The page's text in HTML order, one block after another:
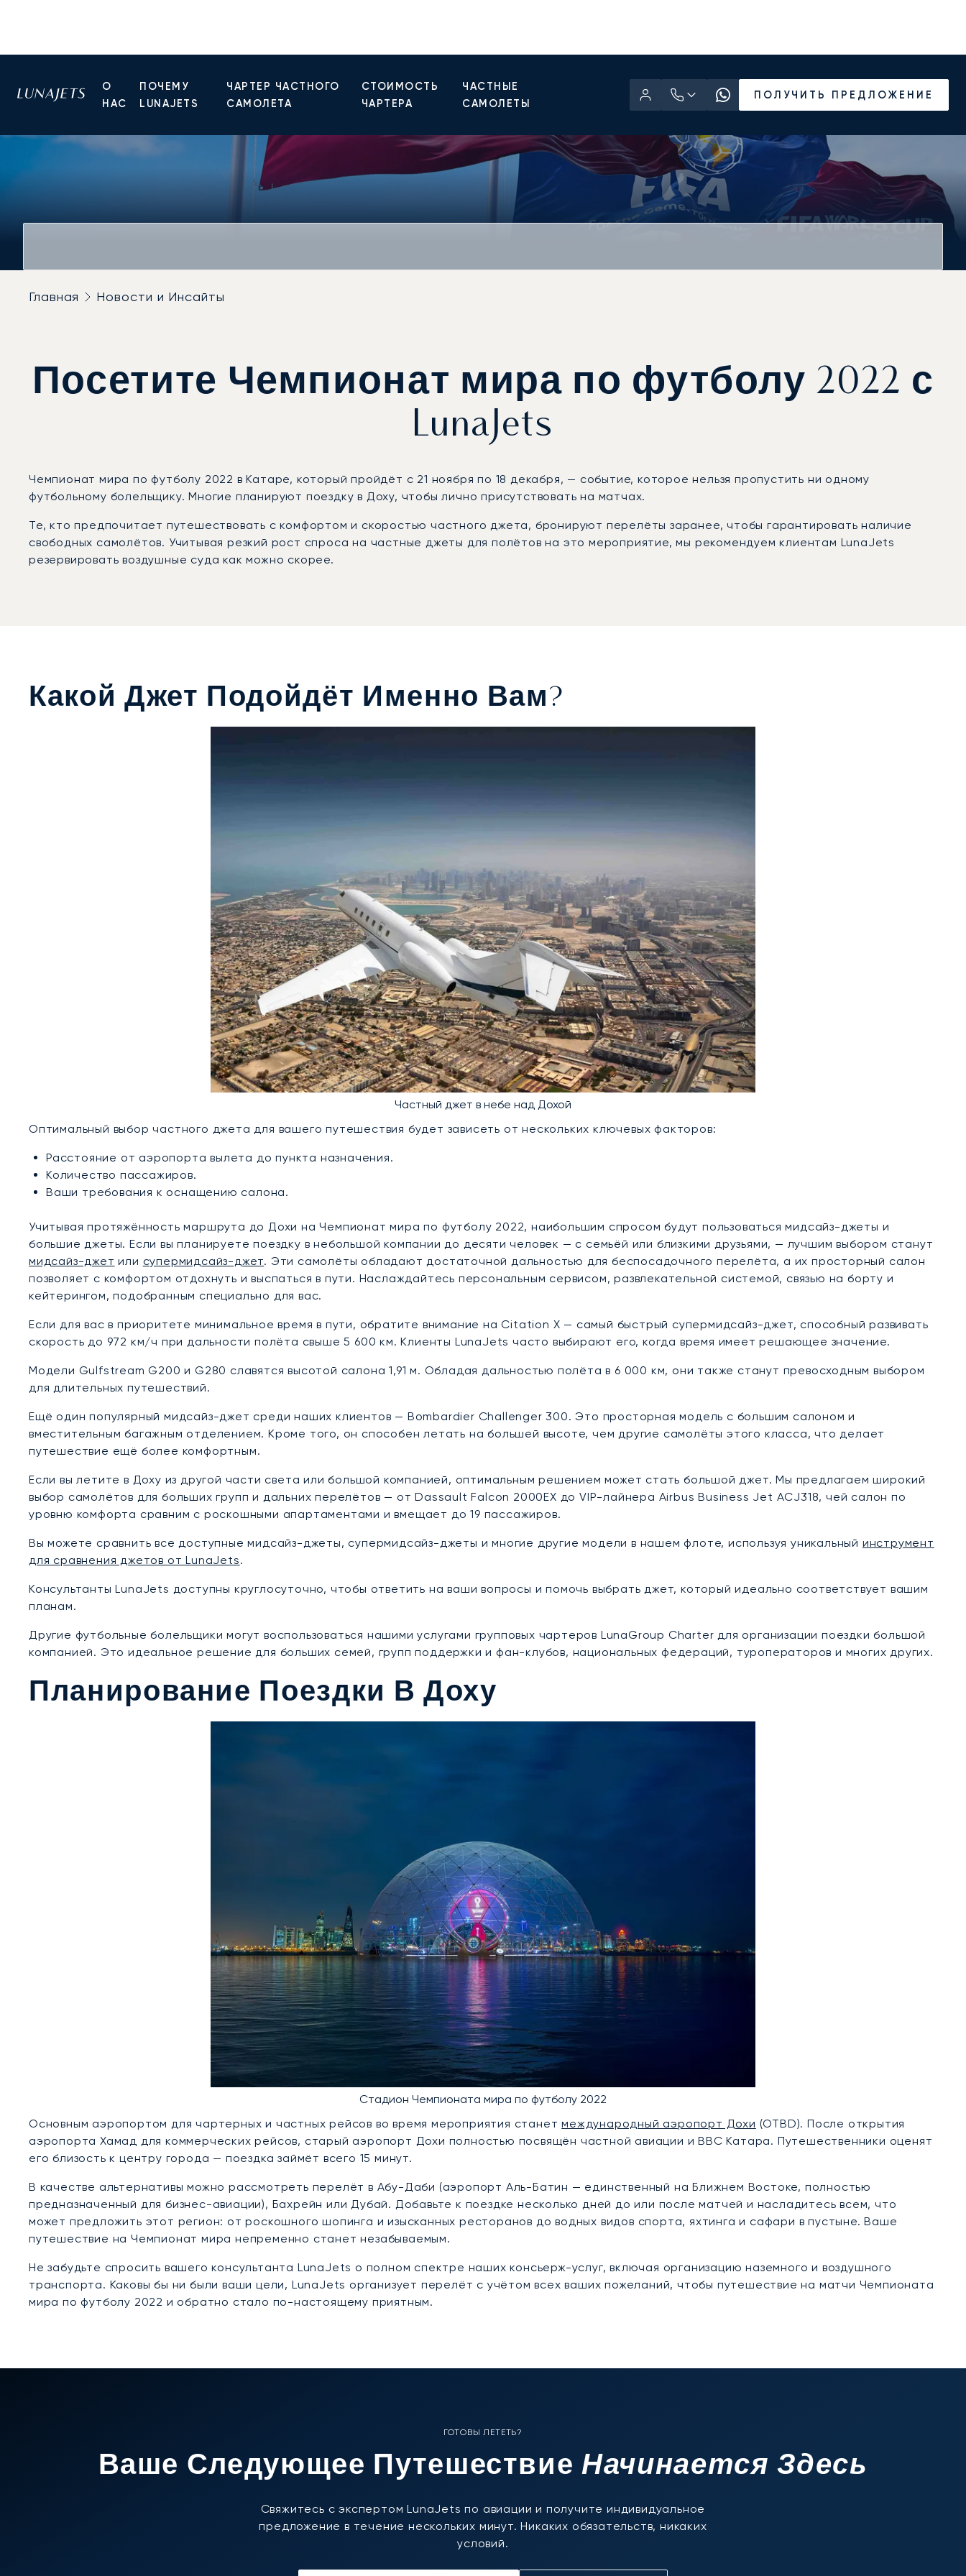
О
НАС
ПОЧЕМУ
LUNAJETS
ЧАРТЕР ЧАСТНОГО
САМОЛЕТА
СТОИМОСТЬ
ЧАРТЕРА
ЧАСТНЫЕ
САМОЛЕТЫ
ПОЛУЧИТЬ ПРЕДЛОЖЕНИЕ
Главная Новости и Инсайты
Посетите Чемпионат мира по футболу 2022 с
LunaJets
Чемпионат мира по футболу 2022 в Катаре, который пройдёт с 21 ноября по 18 декабря, — событие, которое нельзя пропустить ни одному
футбольному болельщику. Многие планируют поездку в Доху, чтобы лично присутствовать на матчах.
Те, кто предпочитает путешествовать с комфортом и скоростью частного джета, бронируют перелёты заранее, чтобы гарантировать наличие
свободных самолётов. Учитывая резкий рост спроса на частные джеты для полётов на это мероприятие, мы рекомендуем клиентам LunaJets
резервировать воздушные суда как можно скорее.
Какой Джет Подойдёт Именно Вам?
Частный джет в небе над Дохой
Оптимальный выбор частного джета для вашего путешествия будет зависеть от нескольких ключевых факторов:
Расстояние от аэропорта вылета до пункта назначения.
Количество пассажиров.
Ваши требования к оснащению салона.
Учитывая протяжённость маршрута до Дохи на Чемпионат мира по футболу 2022, наибольшим спросом будут пользоваться мидсайз-джеты и
большие джеты. Если вы планируете поездку в небольшой компании до десяти человек — с семьёй или близкими друзьями, — лучшим выбором станут
мидсайз-джет или супермидсайз-джет. Эти самолёты обладают достаточной дальностью для беспосадочного перелёта, а их просторный салон
позволяет с комфортом отдохнуть и выспаться в пути. Наслаждайтесь персональным сервисом, развлекательной системой, связью на борту и
кейтерингом, подобранным специально для вас.
Если для вас в приоритете минимальное время в пути, обратите внимание на Citation X — самый быстрый супермидсайз-джет, способный развивать
скорость до 972 км/ч при дальности полёта свыше 5 600 км. Клиенты LunaJets часто выбирают его, когда время имеет решающее значение.
Модели Gulfstream G200 и G280 славятся высотой салона 1,91 м. Обладая дальностью полёта в 6 000 км, они также станут превосходным выбором
для длительных путешествий.
Ещё один популярный мидсайз-джет среди наших клиентов — Bombardier Challenger 300. Это просторная модель с большим салоном и
вместительным багажным отделением. Кроме того, он способен летать на большей высоте, чем другие самолёты этого класса, что делает
путешествие ещё более комфортным.
Если вы летите в Доху из другой части света или большой компанией, оптимальным решением может стать большой джет. Мы предлагаем широкий
выбор самолётов для больших групп и дальних перелётов — от Dassault Falcon 2000EX до VIP-лайнера Airbus Business Jet ACJ318, чей салон по
уровню комфорта сравним с роскошными апартаментами и вмещает до 19 пассажиров.
Вы можете сравнить все доступные мидсайз-джеты, супермидсайз-джеты и многие другие модели в нашем флоте, используя уникальный инструмент
для сравнения джетов от LunaJets.
Консультанты LunaJets доступны круглосуточно, чтобы ответить на ваши вопросы и помочь выбрать джет, который идеально соответствует вашим
планам.
Другие футбольные болельщики могут воспользоваться нашими услугами групповых чартеров LunaGroup Charter для организации поездки большой
компанией. Это идеальное решение для больших семей, групп поддержки и фан-клубов, национальных федераций, туроператоров и многих других.
Планирование Поездки В Доху
Стадион Чемпионата мира по футболу 2022
Основным аэропортом для чартерных и частных рейсов во время мероприятия станетмеждународный аэропорт Дохи (OTBD). После открытия
аэропорта Хамад для коммерческих рейсов, старый аэропорт Дохи полностью посвящён частной авиации и ВВС Катара. Путешественники оценят
его близость к центру города — поездка займёт всего 15 минут.
В качестве альтернативы можно рассмотреть перелёт в Абу-Даби (аэропорт Аль-Батин — единственный на Ближнем Востоке, полностью
предназначенный для бизнес-авиации), Бахрейн или Дубай. Добавьте к поездке несколько дней до или после матчей и насладитесь всем, что
может предложить этот регион: от роскошного шопинга и изысканных ресторанов до водных видов спорта, яхтинга и сафари в пустыне. Ваше
путешествие на Чемпионат мира непременно станет незабываемым.
Не забудьте спросить вашего консультанта LunaJets о полном спектре наших консьерж-услуг, включая организацию наземного и воздушного
транспорта. Каковы бы ни были ваши цели, LunaJets организует перелёт с учётом всех ваших пожеланий, чтобы путешествие на матчи Чемпионата
мира по футболу 2022 и обратно стало по-настоящему приятным.
ГОТОВЫ ЛЕТЕТЬ?
Ваше Следующее ПутешествиеНачинается Здесь
Свяжитесь с экспертом LunaJets по авиации и получите индивидуальное
предложение в течение нескольких минут. Никаких обязательств, никаких
условий.